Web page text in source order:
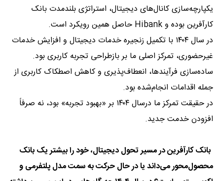
یکپارچه‌سازی کانال‌های دیجیتال، استراتژی بلندمدت بانک
کارآفرین بوده و Hibank حاصل همین رویکرد است.
در سال ۱۴۰۴ با تکمیل زنجیره خدمات دیجیتال و افزایش خدمات
غیرحضوری، تمرکز اصلی ما بر بازطراحی تجربه کاربری بود.
ساده‌سازی فرآیندها، انعطاف‌پذیری و کاهش اصطکاک کاربری از
جمله اقدامات انجام‌شده بود.
در حقیقت تمرکز ما درسال ۱۴۰۴ بر «بهبود تجربه» بود، نه صرفاً
افزودن خدمت جدید.
بانک کارآفرین در مسیر تحول دیجیتال، خود را بیشتر یک بانک
محصول‌محور می‌داند یا در حال حرکت به سمت مدل پلتفرمی و